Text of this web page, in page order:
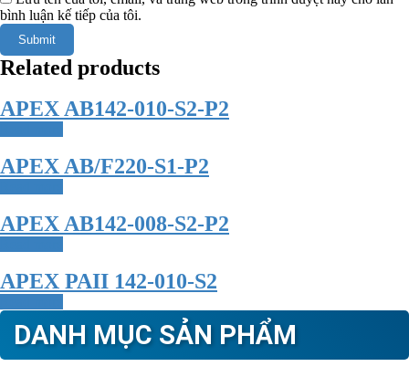
bình luận kế tiếp của tôi.
Related products
APEX AB142-010-S2-P2
APEX AB/F220-S1-P2
APEX AB142-008-S2-P2
APEX PAII 142-010-S2
DANH MỤC SẢN PHẨM